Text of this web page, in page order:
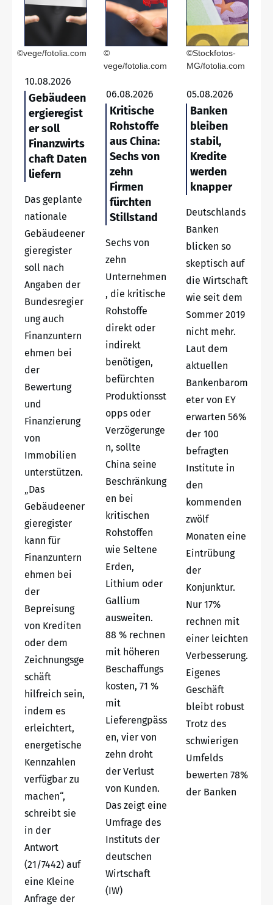
©vege/fotolia.com
10.08.2026
Gebäudeen
ergieregist
er soll
Finanzwirts
chaft Daten
liefern
Das geplante
nationale
Gebäudeener
gieregister
soll nach
Angaben der
Bundesregier
ung auch
Finanzuntern
ehmen bei
der
Bewertung
und
Finanzierung
von
Immobilien
unterstützen.
„Das
Gebäudeener
gieregister
kann für
Finanzuntern
ehmen bei
der
Bepreisung
von Krediten
oder dem
Zeichnungsge
schäft
hilfreich sein,
indem es
erleichtert,
energetische
Kennzahlen
verfügbar zu
machen“,
schreibt sie
in der
Antwort
(21/7442) auf
eine Kleine
Anfrage der
©
vege/fotolia.com
06.08.2026
Kritische
Rohstoffe
aus China:
Sechs von
zehn
Firmen
fürchten
Stillstand
Sechs von
zehn
Unternehmen
, die kritische
Rohstoffe
direkt oder
indirekt
benötigen,
befürchten
Produktionsst
opps oder
Verzögerunge
n, sollte
China seine
Beschränkung
en bei
kritischen
Rohstoffen
wie Seltene
Erden,
Lithium oder
Gallium
ausweiten.
88 % rechnen
mit höheren
Beschaffungs
kosten, 71 %
mit
Lieferengpäss
en, vier von
zehn droht
der Verlust
von Kunden.
Das zeigt eine
Umfrage des
Instituts der
deutschen
Wirtschaft
(IW)
©Stockfotos-
MG/fotolia.com
05.08.2026
Banken
bleiben
stabil,
Kredite
werden
knapper
Deutschlands
Banken
blicken so
skeptisch auf
die Wirtschaft
wie seit dem
Sommer 2019
nicht mehr.
Laut dem
aktuellen
Bankenbarom
eter von EY
erwarten 56%
der 100
befragten
Institute in
den
kommenden
zwölf
Monaten eine
Eintrübung
der
Konjunktur.
Nur 17%
rechnen mit
einer leichten
Verbesserung.
Eigenes
Geschäft
bleibt robust
Trotz des
schwierigen
Umfelds
bewerten 78%
der Banken